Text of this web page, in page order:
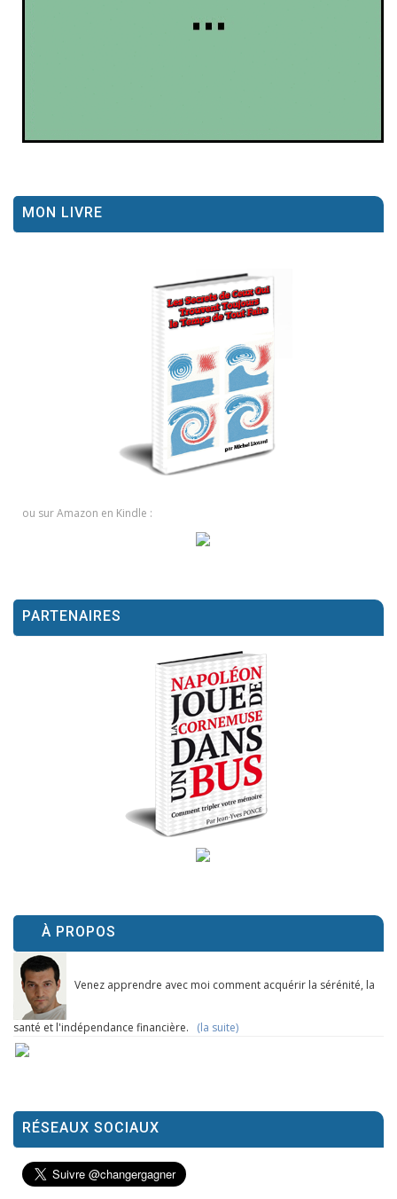
MON LIVRE
ou sur Amazon en Kindle :
PARTENAIRES
À PROPOS
Venez apprendre avec moi comment acquérir la sérénité, la
santé et l'indépendance financière. (la suite)
RÉSEAUX SOCIAUX